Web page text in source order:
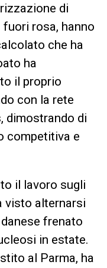
di
rosa, hanno
che ha
ha
il proprio
con la rete
dimostrando di
competitiva e
il lavoro sugli
visto alternarsi
frenato
in estate.
al Parma, ha